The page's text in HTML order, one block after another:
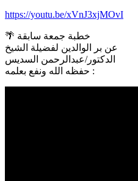
https://youtu.be/xVnJ3xjMOvI
🌴 خطبة جمعة سابقة
عن بر الوالدين لفضيلة الشيخ
الدكتور/عبدالرحمن السديس
حفظه الله ونفع بعلمه :